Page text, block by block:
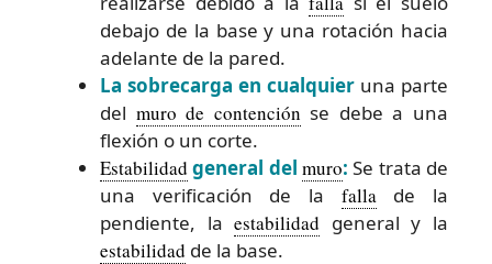
debajo de la base y una rotación hacia
adelante de la pared.
La sobrecarga en cualquier una parte
del muro de contención se debe a una
flexión o un corte.
Estabilidad general del muro: Se trata de
una verificación de la fallade la
pendiente, laestabilidad general y la
estabilidad de la base.